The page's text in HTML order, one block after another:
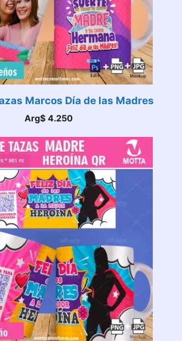
Marcos Día de las Madres
Arg$ 4.250